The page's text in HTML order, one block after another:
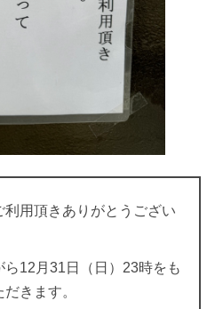
用頂きありがとうござい
ら12月31日（日）23時をも
きます。